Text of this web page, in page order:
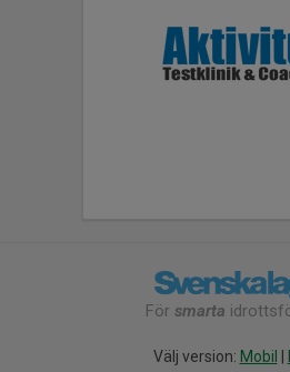
För smarta
Välj version: Mobil |